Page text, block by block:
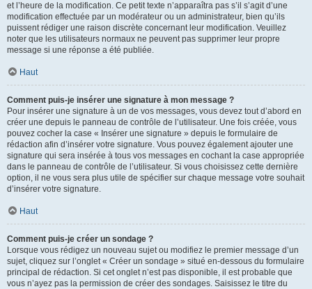
et l’heure de la modification. Ce petit texte n’apparaîtra pas s’il s’agit d’une
modification effectuée par un modérateur ou un administrateur, bien qu’ils
puissent rédiger une raison discrète concernant leur modification. Veuillez
noter que les utilisateurs normaux ne peuvent pas supprimer leur propre
message si une réponse a été publiée.
Haut
Comment puis-je insérer une signature à mon message ?
Pour insérer une signature à un de vos messages, vous devez tout d’abord en
créer une depuis le panneau de contrôle de l’utilisateur. Une fois créée, vous
pouvez cocher la case « Insérer une signature » depuis le formulaire de
rédaction afin d’insérer votre signature. Vous pouvez également ajouter une
signature qui sera insérée à tous vos messages en cochant la case appropriée
dans le panneau de contrôle de l’utilisateur. Si vous choisissez cette dernière
option, il ne vous sera plus utile de spécifier sur chaque message votre souhait
d’insérer votre signature.
Haut
Comment puis-je créer un sondage ?
Lorsque vous rédigez un nouveau sujet ou modifiez le premier message d’un
sujet, cliquez sur l’onglet « Créer un sondage » situé en-dessous du formulaire
principal de rédaction. Si cet onglet n’est pas disponible, il est probable que
vous n’ayez pas la permission de créer des sondages. Saisissez le titre du